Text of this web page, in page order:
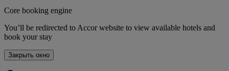
Core booking engine
You’ll be redirected to Accor website to view available hotels and
book your stay
Закрыть окно